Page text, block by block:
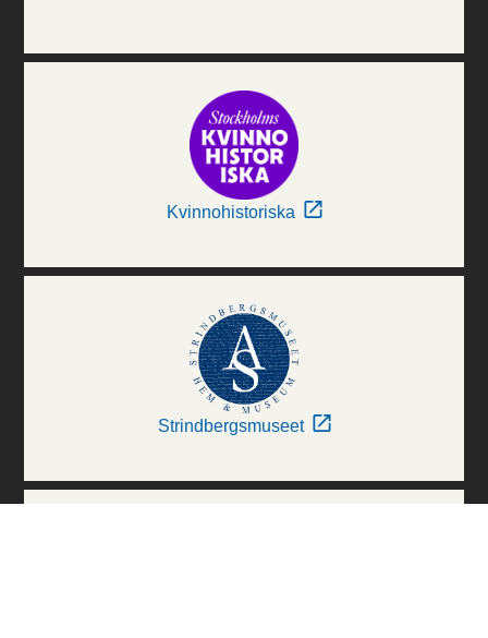
Kvinnohistoriska
Strindbergsmuseet